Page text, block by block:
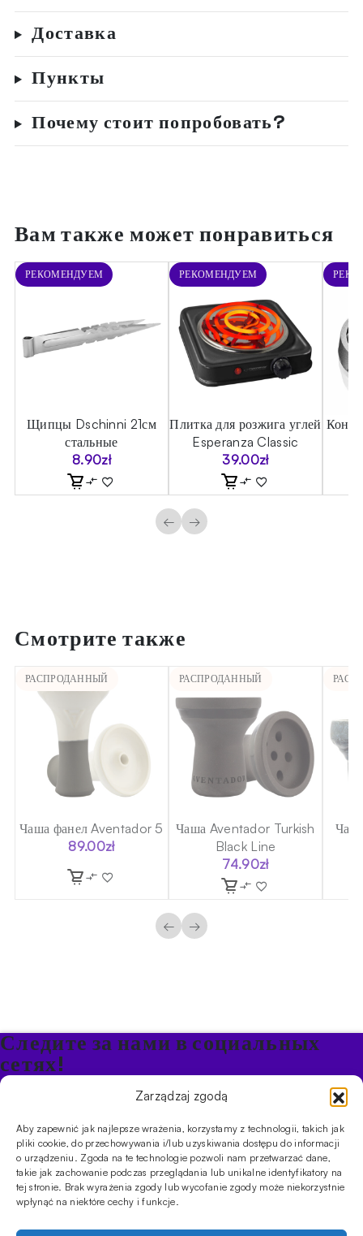
Zarządzaj zgodą
Aby zapewnić jak najlepsze wrażenia, korzystamy z technologii, takich jak
pliki cookie, do przechowywania i/lub uzyskiwania dostępu do informacji
o urządzeniu. Zgoda na te technologie pozwoli nam przetwarzać dane,
takie jak zachowanie podczas przeglądania lub unikalne identyfikatory na
tej stronie. Brak wyrażenia zgody lub wycofanie zgody może niekorzystnie
wpłynąć na niektóre cechy i funkcje.
Доставка
Пункты
Почему стоит попробовать?
Вам также может понравиться
РЕКОМЕНДУЕМ
Щипцы Dschinni 21см
стальные
8.90zł
РЕКОМЕНДУЕМ
Плитка для розжига углей
Esperanza Classic
39.00zł
← →
Смотрите также
РАСПРОДАННЫЙ
Чаша фанел Aventador 5
89.00zł
РАСПРОДАННЫЙ
Чаша Aventador Turkish
Black Line
74.90zł
← →
Следите за нами в социальных
сетях!
Будьте в курсе акций и новостей в Кальяне
ПРОДУКТЫ
КальяныЧашиУгли и розжигПродукты безникотиновые
ИНФОРМАЦИЯ
АКЦИИFAQФирмыПравила работы магазина